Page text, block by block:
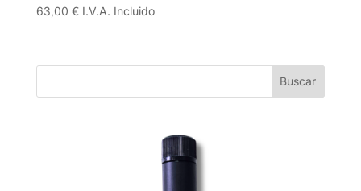
63,00 € I.V.A. Incluido
Buscar